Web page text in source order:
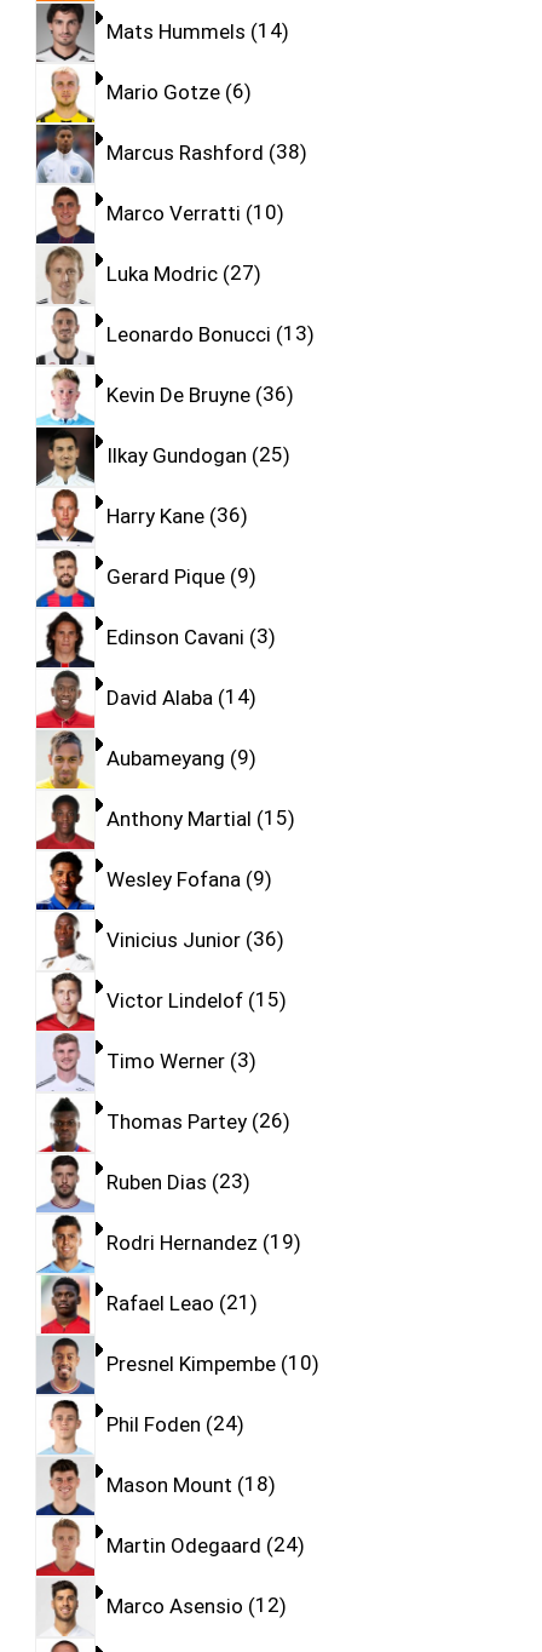
Mats Hummels 14
Mario Gotze 6
Marcus Rashford 38
Marco Verratti 10
Luka Modric 27
Leonardo Bonucci 13
Kevin De Bruyne 36
Ilkay Gundogan 25
Harry Kane 36
Gerard Pique 9
Edinson Cavani 3
David Alaba 14
Aubameyang 9
Anthony Martial 15
Wesley Fofana 9
Vinicius Junior 36
Victor Lindelof 15
Timo Werner 3
Thomas Partey 26
Ruben Dias 23
Rodri Hernandez 19
Rafael Leao 21
Presnel Kimpembe 10
Phil Foden 24
Mason Mount 18
Martin Odegaard 24
Marco Asensio 12